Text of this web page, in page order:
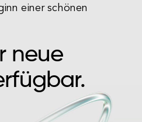
einer schönen
neue